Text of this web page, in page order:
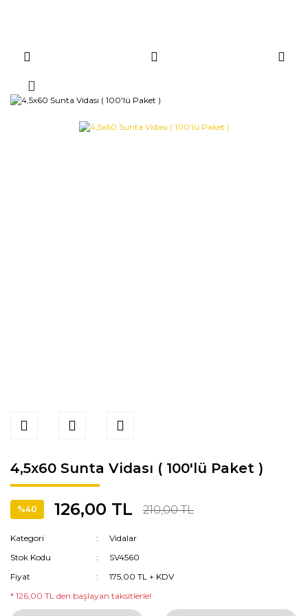
4,5x60 Sunta Vidası ( 100'lü Paket )
%40 126,00 TL 210,00 TL
Kategori
Vidalar
Stok Kodu
SV4560
Fiyat
175,00 TL + KDV
* 126,00 TL den başlayan taksitlerle!